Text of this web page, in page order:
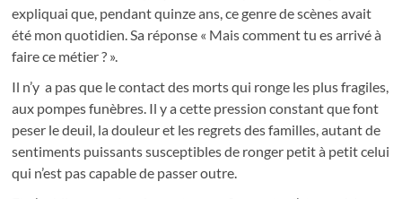
expliquai que, pendant quinze ans, ce genre de scènes avait
été mon quotidien. Sa réponse « Mais comment tu es arrivé à
faire ce métier ? ».
Il n’y a pas que le contact des morts qui ronge les plus fragiles,
aux pompes funèbres. Il y a cette pression constant que font
peser le deuil, la douleur et les regrets des familles, autant de
sentiments puissants susceptibles de ronger petit à petit celui
qui n’est pas capable de passer outre.